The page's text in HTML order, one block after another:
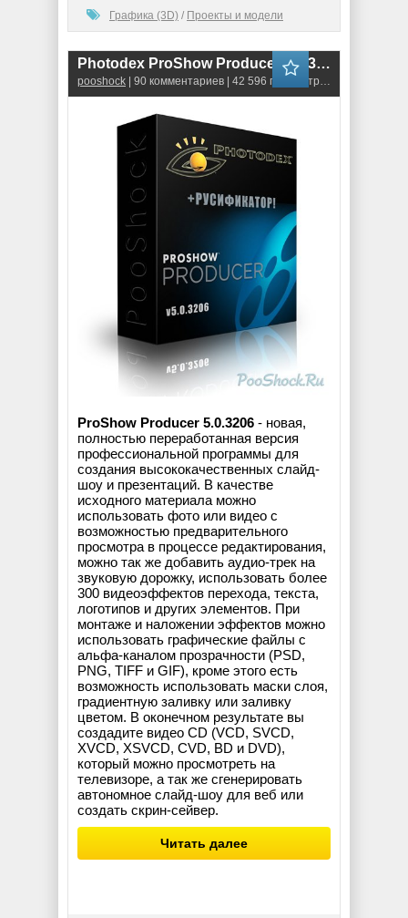
Графика (3D) / Проекты и модели
Photodex ProShow Producer 5.0.3206 + Русификатор
pooshock | 90 комментариев | 42 596 просмотров
ProShow Producer 5.0.3206 - новая,
полностью переработанная версия
профессиональной программы для
создания высококачественных слайд-
шоу и презентаций. В качестве
исходного материала можно
использовать фото или видео с
возможностью предварительного
просмотра в процессе редактирования,
можно так же добавить аудио-трек на
звуковую дорожку, использовать более
300 видеоэффектов перехода, текста,
логотипов и других элементов. При
монтаже и наложении эффектов можно
использовать графические файлы с
альфа-каналом прозрачности (PSD,
PNG, TIFF и GIF), кроме этого есть
возможность использовать маски слоя,
градиентную заливку или заливку
цветом. В оконечном результате вы
создадите видео CD (VCD, SVCD,
XVCD, XSVCD, CVD, BD и DVD),
который можно просмотреть на
телевизоре, а так же сгенерировать
автономное слайд-шоу для веб или
создать скрин-сейвер.
Читать далее